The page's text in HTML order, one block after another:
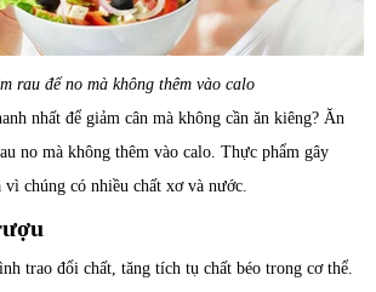
rau để no mà không thêm vào calo
nhất để giảm cân mà không cần ăn kiêng? Ăn
no mà không thêm vào calo. Thực phẩm gây
vì chúng có nhiều chất xơ và nước.
trao đổi chất, tăng tích tụ chất béo trong cơ thể.